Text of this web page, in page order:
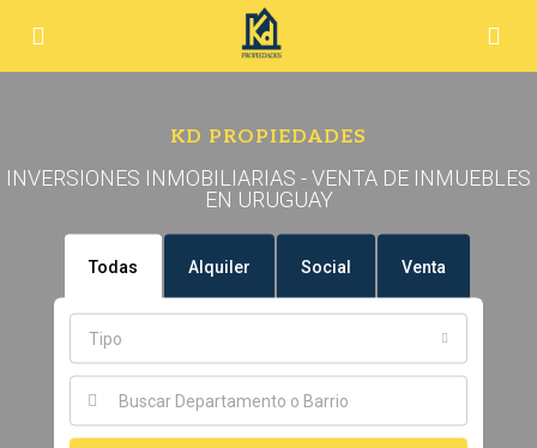
KD PROPIEDADES
INVERSIONES INMOBILIARIAS - VENTA DE INMUEBLES
EN URUGUAY
Todas Alquiler Social Venta
Tipo